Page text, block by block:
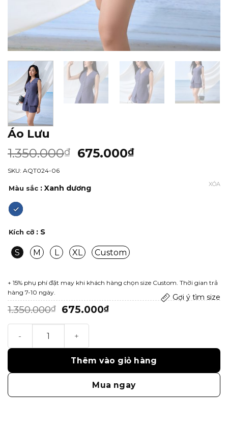
Áo Lưu
1.350.000₫ 675.000₫
SKU: AQT024-06
Màu sắc : Xanh dương
Kích cỡ : S
S M L XL Custom
XÓA
+ 15% phụ phí đặt may khi khách hàng chọn size Custom. Thời gian trả
hàng 7-10 ngày.
Gợi ý tìm size
1.350.000₫ Giá
là:
1.350.000₫.
675.000₫Giá
675.000₫.
Thêm vào giỏ hàng
Mua ngay